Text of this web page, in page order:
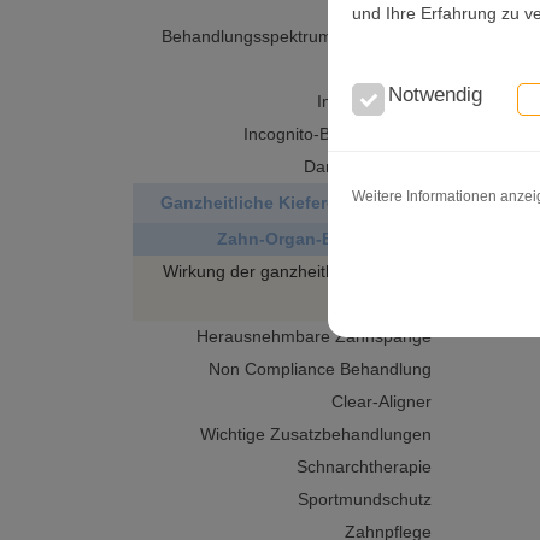
und Ihre Erfahrung zu
Notwendig
Weitere Informationen
Behandlungsspektrum Erwachsene
Invisalign-Teen
Incognito-Bracketsystem
Damon-Systeme
Ganzheitliche Kieferorthopädie
Zahn-Organ-Beziehung
Wirkung der ganzheitlichen KFO
Herausnehmbare Zahnspange
Non Compliance Behandlung
Clear-Aligner
Wichtige Zusatzbehandlungen
Schnarchtherapie
Sportmundschutz
Zahnpflege